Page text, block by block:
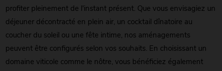
profiter pleinement de l'instant présent. Que vous envisagiez un
déjeuner décontracté en plein air, un cocktail dînatoire au
coucher du soleil ou une fête intime, nos aménagements
peuvent être configurés selon vos souhaits. En choisissant un
domaine viticole comme le nôtre, vous bénéficiez également